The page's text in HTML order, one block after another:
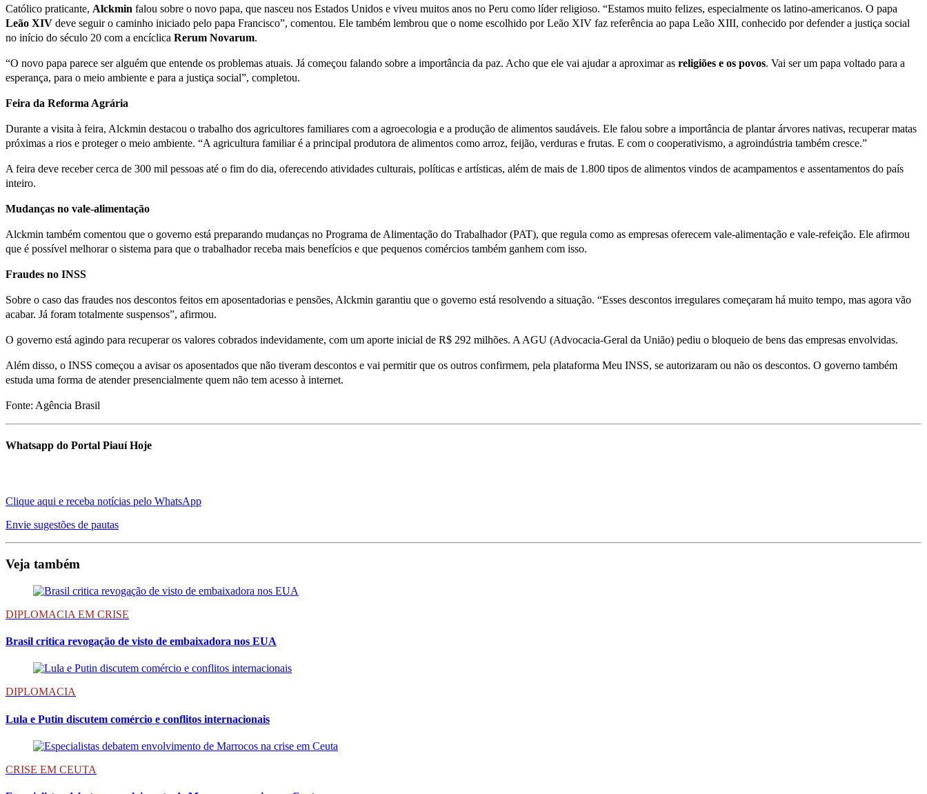
Católico praticante, Alckmin falou sobre o novo papa, que nasceu nos Estados Unidos e viveu muitos anos no Peru como líder religioso. “Estamos muito felizes, especialmente os latino-americanos. O papa
Leão XIV deve seguir o caminho iniciado pelo papa Francisco”, comentou. Ele também lembrou que o nome escolhido por Leão XIV faz referência ao papa Leão XIII, conhecido por defender a justiça social
no início do século 20 com a encíclica Rerum Novarum.
“O novo papa parece ser alguém que entende os problemas atuais. Já começou falando sobre a importância da paz. Acho que ele vai ajudar a aproximar as religiões e os povos. Vai ser um papa voltado para a
esperança, para o meio ambiente e para a justiça social”, completou.
Feira da Reforma Agrária
Durante a visita à feira, Alckmin destacou o trabalho dos agricultores familiares com a agroecologia e a produção de alimentos saudáveis. Ele falou sobre a importância de plantar árvores nativas, recuperar matas
próximas a rios e proteger o meio ambiente. “A agricultura familiar é a principal produtora de alimentos como arroz, feijão, verduras e frutas. E com o cooperativismo, a agroindústria também cresce.”
A feira deve receber cerca de 300 mil pessoas até o fim do dia, oferecendo atividades culturais, políticas e artísticas, além de mais de 1.800 tipos de alimentos vindos de acampamentos e assentamentos do país
inteiro.
Mudanças no vale-alimentação
Alckmin também comentou que o governo está preparando mudanças no Programa de Alimentação do Trabalhador (PAT), que regula como as empresas oferecem vale-alimentação e vale-refeição. Ele afirmou
que é possível melhorar o sistema para que o trabalhador receba mais benefícios e que pequenos comércios também ganhem com isso.
Fraudes no INSS
Sobre o caso das fraudes nos descontos feitos em aposentadorias e pensões, Alckmin garantiu que o governo está resolvendo a situação. “Esses descontos irregulares começaram há muito tempo, mas agora vão
acabar. Já foram totalmente suspensos”, afirmou.
O governo está agindo para recuperar os valores cobrados indevidamente, com um aporte inicial de R$ 292 milhões. A AGU (Advocacia-Geral da União) pediu o bloqueio de bens das empresas envolvidas.
Além disso, o INSS começou a avisar os aposentados que não tiveram descontos e vai permitir que os outros confirmem, pela plataforma Meu INSS, se autorizaram ou não os descontos. O governo também
estuda uma forma de atender presencialmente quem não tem acesso à internet.
Fonte: Agência Brasil
Whatsapp do Portal Piauí Hoje
Clique aqui e receba notícias pelo WhatsApp
Envie sugestões de pautas
Veja também
DIPLOMACIA EM CRISE
Brasil critica revogação de visto de embaixadora nos EUA
DIPLOMACIA
Lula e Putin discutem comércio e conflitos internacionais
CRISE EM CEUTA